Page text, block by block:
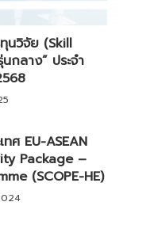
นวิจัย (Skill
กลาง” ประจำ
ทศ EU-ASEAN
Package –
(SCOPE-HE)